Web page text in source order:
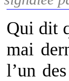
Qui dit
mai
l’un